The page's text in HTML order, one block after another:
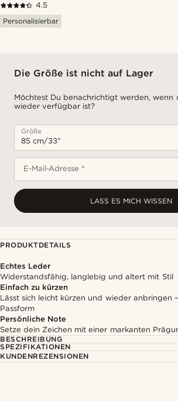
4.5
Personalisierbar
Die Größe ist nicht auf Lager
Möchtest Du benachrichtigt werden, wenn
wieder verfügbar ist?
Größe
E-Mail-Adresse *
LASS ES MICH WISSEN
PRODUKTDETAILS
Echtes Leder
Widerstandsfähig, langlebig und altert mit Stil
Einfach zu kürzen
Lässt sich leicht kürzen und wieder anbringen
Passform
Persönliche Note
Setze dein Zeichen mit einer markanten
BESCHREIBUNG
SPEZIFIKATIONEN
KUNDENREZENSIONEN